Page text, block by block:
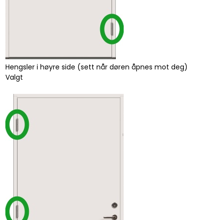
Hengsler i høyre side (sett når døren åpnes mot deg)
Valgt